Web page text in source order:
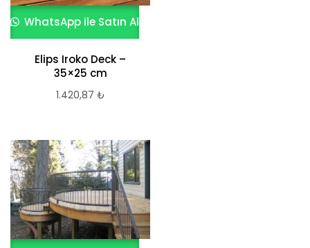
WhatsApp ile Satın Al
Elips Iroko Deck –
35×25 cm
1.420,87 ₺